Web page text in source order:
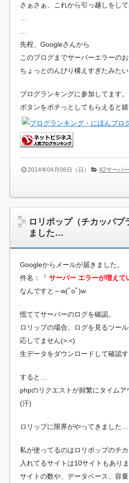
さぁさぁ、これから引っ越しをして
先程、Googleさんから
このブログまでサーバーエラーの
ちょっとのんびり構えすぎたみた
ブログランキングに参加してます。
ボタンをポチっとしてもらえると
2014年04月06日（日） X2サーバー
ロリポップ（チカッパプ
ました…
Googleからメールが届きました。
件名：『 サーバー エラーが増えて
なんですと～w(ﾟoﾟ)w
慌ててサーバーのログを確認。
ロリップの場合、ログを見るツー
応してません(>.<)
生データをダウンロードして確認
すると…
phpのリクエストが頻繁にタイムア
(汗)
ロリップに限界がやってきました…
私が使ってるのはロリポップのチカ
入れてるサイトは10サイトもありま
サイトの数や、データベース、容